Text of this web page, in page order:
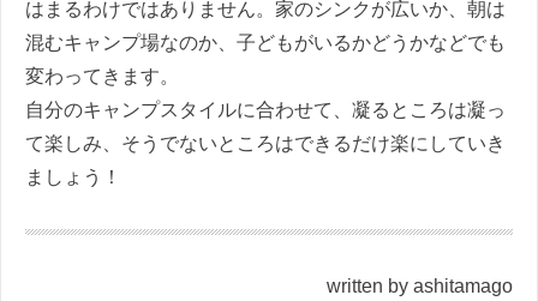
はまるわけではありません。家のシンクが広いか、朝は
混むキャンプ場なのか、子どもがいるかどうかなどでも
変わってきます。
自分のキャンプスタイルに合わせて、凝るところは凝っ
て楽しみ、そうでないところはできるだけ楽にしていき
ましょう！
written by ashitamago